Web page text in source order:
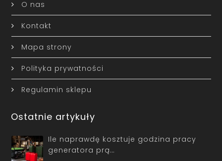
O nas
Kontakt
Mapa strony
Polityka prywatności
Regulamin sklepu
Ostatnie artykuły
Ile naprawdę kosztuje godzina pracy
generatora prą…